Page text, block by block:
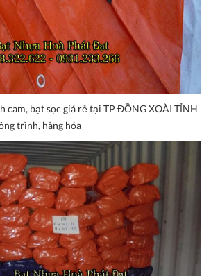
cam, bạt sọc giá rẻ tại TP ĐỒNG XOÀI TỈNH
trình, hàng hóa